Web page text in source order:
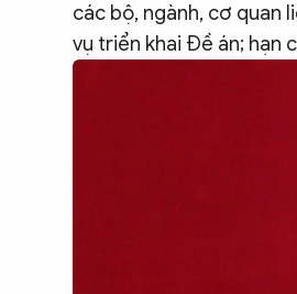
các bộ, ngành, cơ quan
vụ triển khai Đề án; hạn